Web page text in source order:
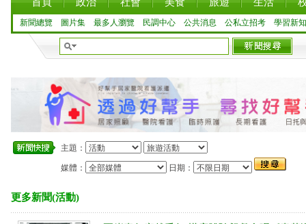
新聞總覽 圖片集 最多人瀏覽 民調中心 公共消息 公私立招考 學習新知
主題：
媒體： 日期：
更多新聞(活動)